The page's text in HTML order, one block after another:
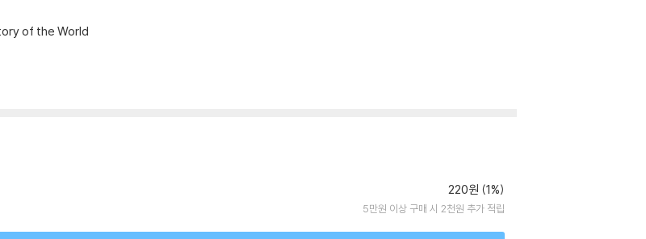
of the World
220원 (1%)
5만원 이상 구매 시 2천원 추가 적립